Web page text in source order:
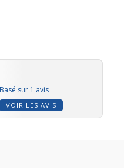
Basé sur 1 avis
VOIR LES AVIS